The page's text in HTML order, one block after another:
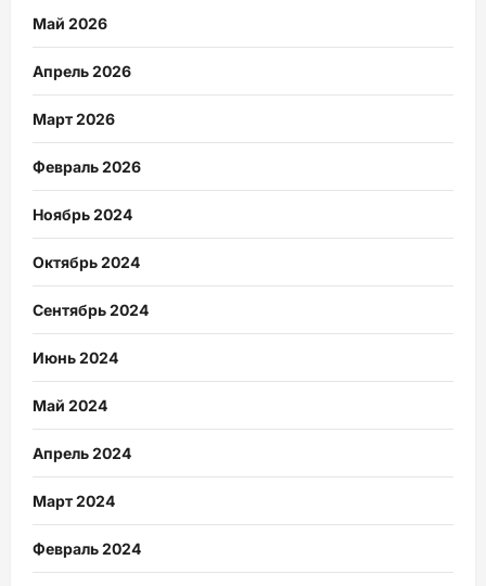
Май 2026
Апрель 2026
Март 2026
Февраль 2026
Ноябрь 2024
Октябрь 2024
Сентябрь 2024
Июнь 2024
Май 2024
Апрель 2024
Март 2024
Февраль 2024